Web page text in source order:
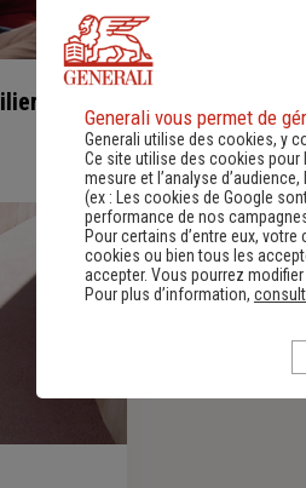
Generali vous permet de
Generali utilise des cookies, y
Ce site utilise des cookies pour
mesure et l’analyse
(ex :
Les cookies de Google
performance de nos
Pour certains d’entre eux,
cookies ou bien tous les
accepter. Vous pourrez
Pour plus d’information,